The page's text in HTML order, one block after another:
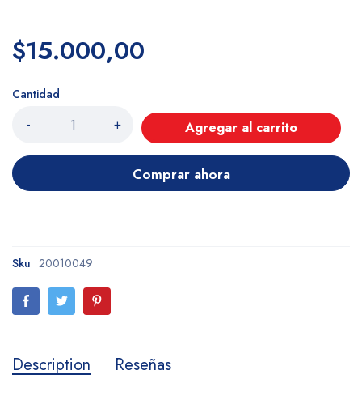
$15.000,00
Cantidad
- + Agregar al carrito
Comprar ahora
Sku 20010049
Description Reseñas